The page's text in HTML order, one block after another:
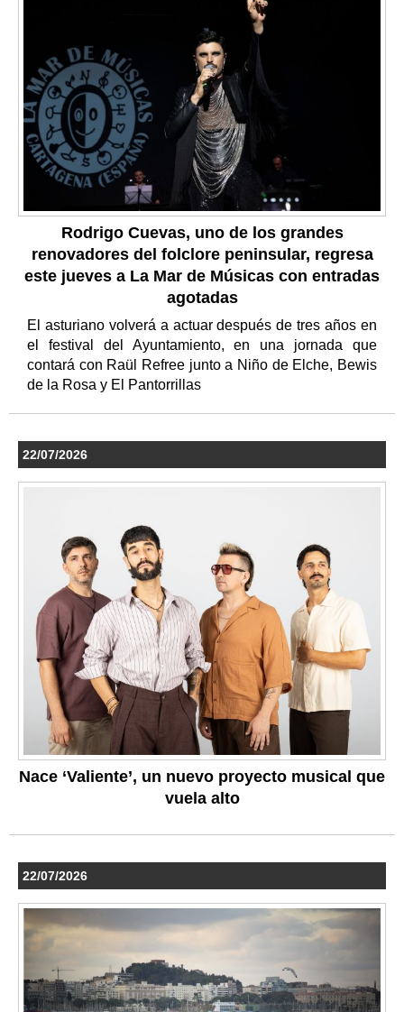
Rodrigo Cuevas, uno de los grandes
renovadores del folclore peninsular, regresa
este jueves a La Mar de Músicas con entradas
agotadas
El asturiano volverá a actuar después de tres años en
el festival del Ayuntamiento, en una jornada que
contará con Raül Refree junto a Niño de Elche, Bewis
de la Rosa y El Pantorrillas
22/07/2026
Nace ‘Valiente’, un nuevo proyecto musical que
vuela alto
22/07/2026